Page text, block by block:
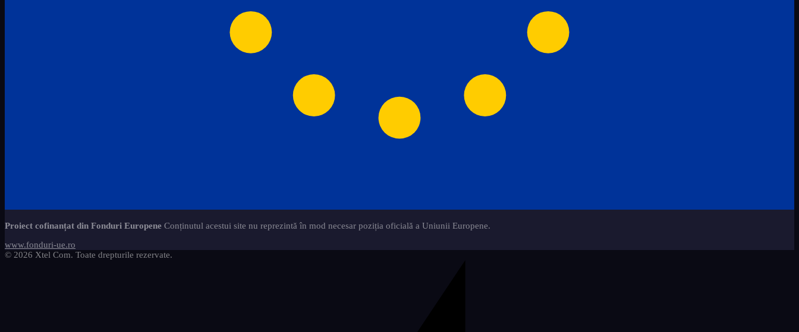
Proiect cofinanțat din Fonduri Europene Conținutul acestui site nu reprezintă în mod necesar poziția oficială a Uniunii Europene.
www.fonduri-ue.ro
© 2026 Xtel Com. Toate drepturile rezervate.